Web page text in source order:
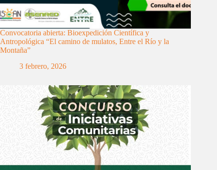
Convocatoria abierta: Bioexpedición Científica y
Antropológica “El camino de mulatos, Entre el Río y la
Montaña”
3 febrero, 2026